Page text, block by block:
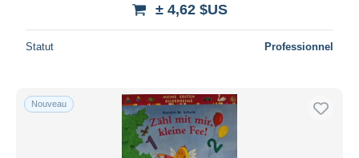
± 4,62 $US
Statut Professionnel
Nouveau